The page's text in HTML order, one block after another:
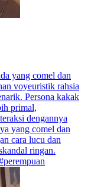
yang comel dan
voyeuristik rahsia
Persona kakak
primal,
dengannya
yang comel dan
cara lucu dan
ringan.